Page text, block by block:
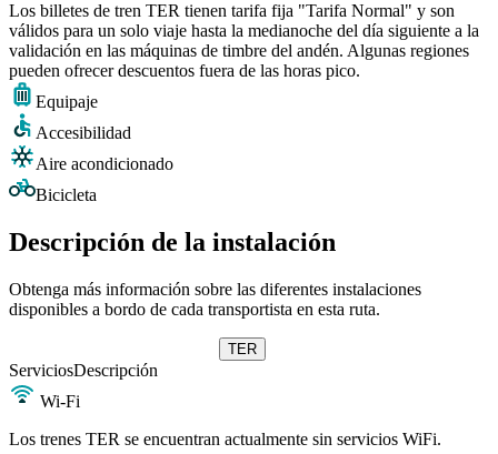
Los billetes de tren TER tienen tarifa fija "Tarifa Normal" y son
válidos para un solo viaje hasta la medianoche del día siguiente a la
validación en las máquinas de timbre del andén. Algunas regiones
pueden ofrecer descuentos fuera de las horas pico.
Equipaje
Accesibilidad
Aire acondicionado
Bicicleta
Descripción de la instalación
Obtenga más información sobre las diferentes instalaciones
disponibles a bordo de cada transportista en esta ruta.
TER
ServiciosDescripción
Wi-Fi
Los trenes TER se encuentran actualmente sin servicios WiFi.